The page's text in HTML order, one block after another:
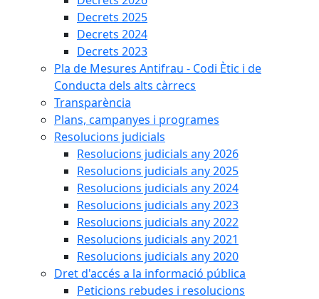
Decrets 2025
Decrets 2024
Decrets 2023
Pla de Mesures Antifrau - Codi Ètic i de
Conducta dels alts càrrecs
Transparència
Plans, campanyes i programes
Resolucions judicials
Resolucions judicials any 2026
Resolucions judicials any 2025
Resolucions judicials any 2024
Resolucions judicials any 2023
Resolucions judicials any 2022
Resolucions judicials any 2021
Resolucions judicials any 2020
Dret d'accés a la informació pública
Peticions rebudes i resolucions